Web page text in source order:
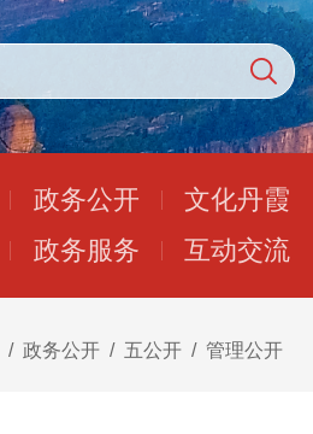
政务公开
文化丹霞
政务服务 互动交流
/ 政务公开 / 五公开 / 管理公开